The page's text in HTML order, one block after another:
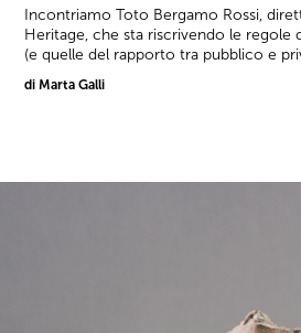
Incontriamo Toto Bergamo Rossi,
Heritage, che sta riscrivendo le regole
(e quelle del rapporto tra pubblico e
di Marta Galli